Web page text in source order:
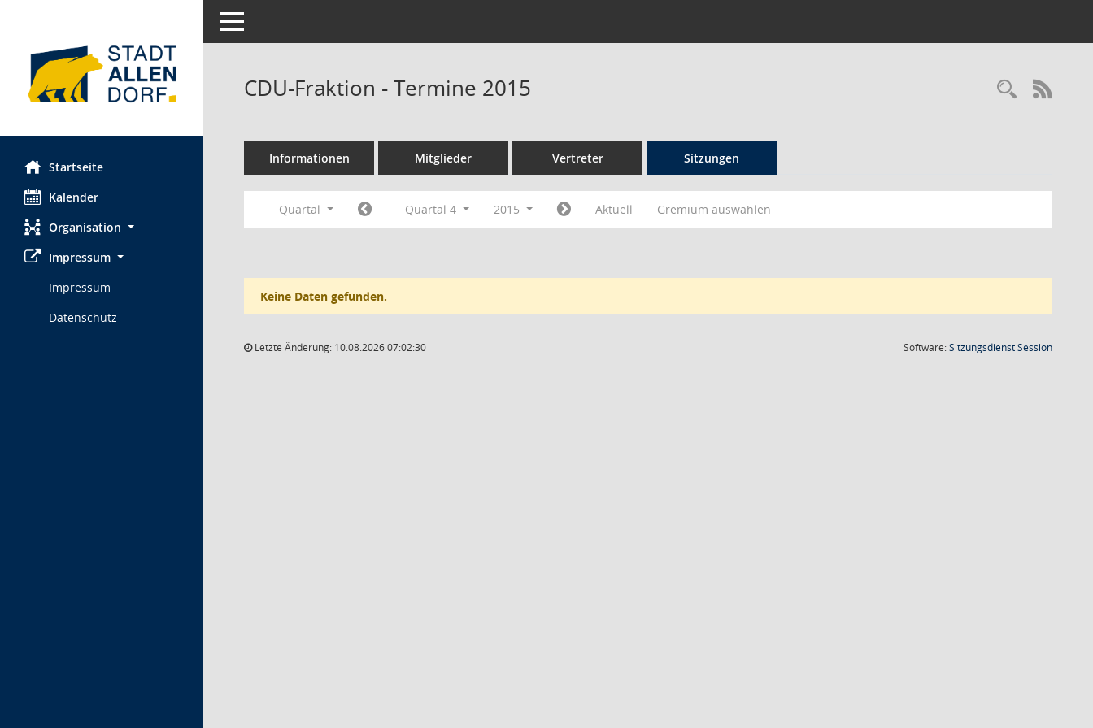
Startseite
Kalender
Organisation
Impressum
Impressum
Datenschutz
Toggle navigation
CDU-Fraktion - Termine 2015
Informationen Mitglieder Vertreter Sitzungen
Quartal Quartal 4 2015 Aktuell Gremium auswählen
Keine Daten gefunden.
Letzte Änderung: 10.08.2026 07:02:30 Software:SitzungsdienstSession(Wird in